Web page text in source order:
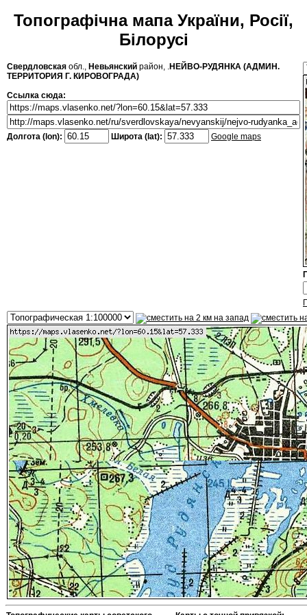
Топографічна мапа України, Росії,
Білорусі
Свердловская обл., Невьянский район, .НЕЙВО-РУДЯНКА (АДМИН.
ТЕРРИТОРИЯ Г. КИРОВОГРАДА)
Ссылка сюда:
Долгота (lon): Широта (lat): Google maps